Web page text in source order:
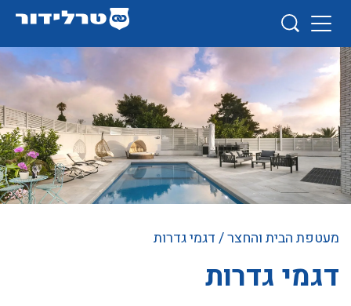
מעטפת הבית והחצר/ דגמי גדרות
דגמי גדרות